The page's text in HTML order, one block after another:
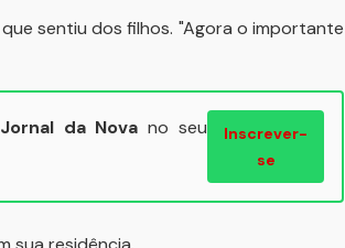
sentiu dos filhos. "Agora o importante
Jornal da Nova no seu
Inscrever-
se